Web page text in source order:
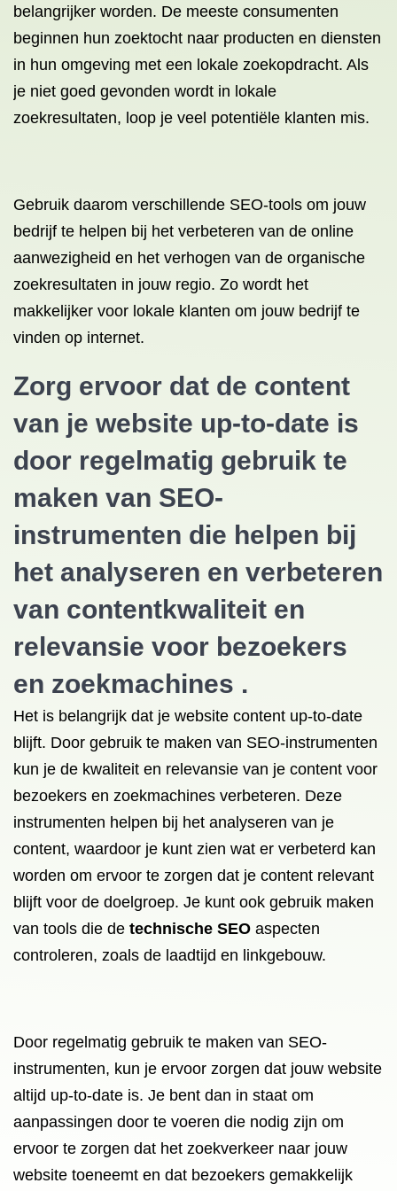
belangrijker worden. De meeste consumenten
beginnen hun zoektocht naar producten en diensten
in hun omgeving met een lokale zoekopdracht. Als
je niet goed gevonden wordt in lokale
zoekresultaten, loop je veel potentiële klanten mis.
Gebruik daarom verschillende SEO-tools om jouw
bedrijf te helpen bij het verbeteren van de online
aanwezigheid en het verhogen van de organische
zoekresultaten in jouw regio. Zo wordt het
makkelijker voor lokale klanten om jouw bedrijf te
vinden op internet.
Zorg ervoor dat de content
van je website up-to-date is
door regelmatig gebruik te
maken van SEO-
instrumenten die helpen bij
het analyseren en verbeteren
van contentkwaliteit en
relevansie voor bezoekers
en zoekmachines .
Het is belangrijk dat je website content up-to-date
blijft. Door gebruik te maken van SEO-instrumenten
kun je de kwaliteit en relevansie van je content voor
bezoekers en zoekmachines verbeteren. Deze
instrumenten helpen bij het analyseren van je
content, waardoor je kunt zien wat er verbeterd kan
worden om ervoor te zorgen dat je content relevant
blijft voor de doelgroep. Je kunt ook gebruik maken
van tools die de technische SEO aspecten
controleren, zoals de laadtijd en linkgebouw.
Door regelmatig gebruik te maken van SEO-
instrumenten, kun je ervoor zorgen dat jouw website
altijd up-to-date is. Je bent dan in staat om
aanpassingen door te voeren die nodig zijn om
ervoor te zorgen dat het zoekverkeer naar jouw
website toeneemt en dat bezoekers gemakkelijk